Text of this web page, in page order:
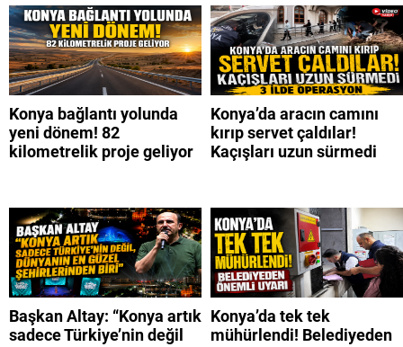
Konya bağlantı yolunda
yeni dönem! 82
kilometrelik proje geliyor
Konya’da aracın camını
kırıp servet çaldılar!
Kaçışları uzun sürmedi
Başkan Altay: “Konya artık
sadece Türkiye’nin değil
Konya’da tek tek
mühürlendi! Belediyeden